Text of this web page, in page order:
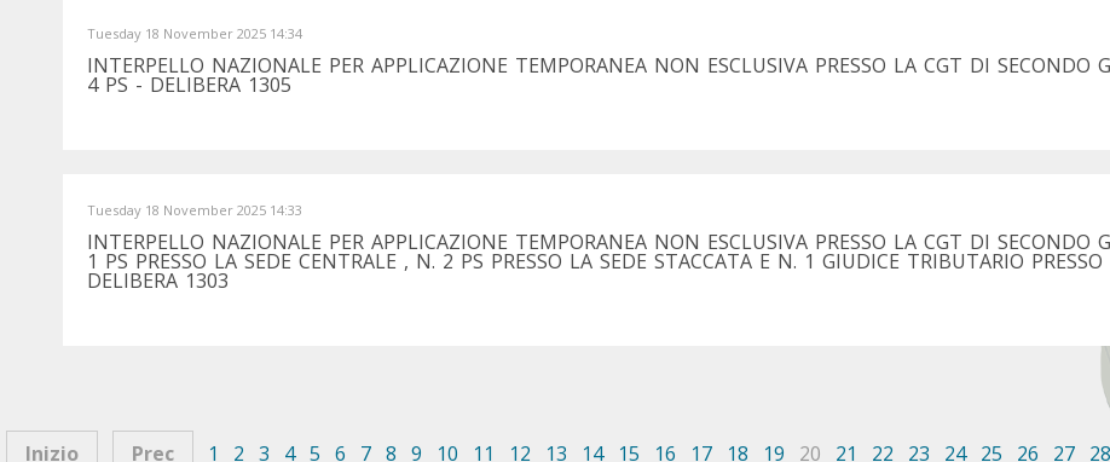
Tuesday 18 November 2025 14:34
INTERPELLO NAZIONALE PER APPLICAZIONE TEMPORANEA NON ESCLUSIVA PRESSO LA CGT DI SECONDO
4 PS - DELIBERA 1305
Tuesday 18 November 2025 14:33
INTERPELLO NAZIONALE PER APPLICAZIONE TEMPORANEA NON ESCLUSIVA PRESSO LA CGT DI SECONDO
1 PS PRESSO LA SEDE CENTRALE , N. 2 PS PRESSO LA SEDE STACCATA E N. 1 GIUDICE TRIBUTARIO
DELIBERA 1303
Inizio Prec 1 2 3 4 5 6 7 8 9 10 11 12 13 14 15 16 17 18 19 20 21 22 23 24 25 26 27 28